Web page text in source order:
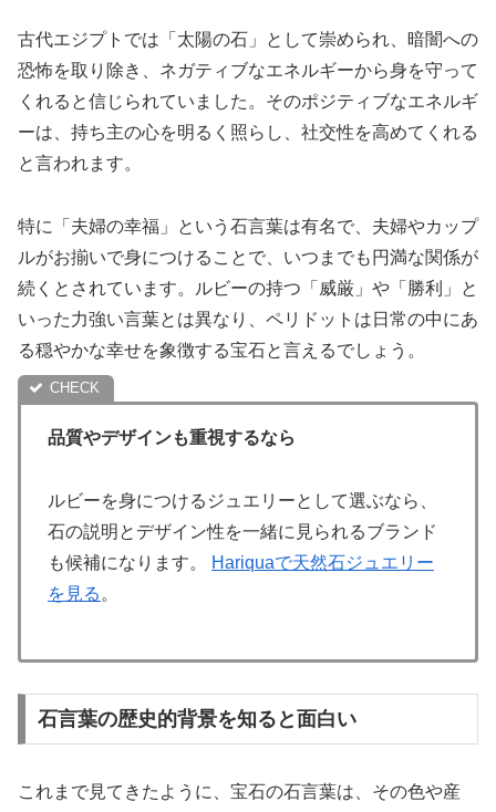
古代エジプトでは「太陽の石」として崇められ、暗闇への
恐怖を取り除き、ネガティブなエネルギーから身を守って
くれると信じられていました。そのポジティブなエネルギ
ーは、持ち主の心を明るく照らし、社交性を高めてくれる
と言われます。
特に「夫婦の幸福」という石言葉は有名で、夫婦やカップ
ルがお揃いで身につけることで、いつまでも円満な関係が
続くとされています。ルビーの持つ「威厳」や「勝利」と
いった力強い言葉とは異なり、ペリドットは 日常の中にあ
る穏やかな幸せを象徴する宝石と言えるでしょう。
品質やデザインも重視するなら
ルビーを身につけるジュエリーとして選ぶなら、
石の説明とデザイン性を一緒に見られるブランド
も候補になります。
Hariquaで天然石ジュエリー
を見る 。
石言葉の歴史的背景を知ると面白い
これまで見てきたように、宝石の石言葉は、その色や産